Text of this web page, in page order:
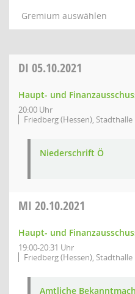
Gremium auswählen
DI 05.10.2021
Haupt- und
20:00 Uhr
Friedberg (Hessen),
Niederschrift Ö
MI 20.10.2021
Haupt- und
19:00-20:31 Uhr
Friedberg (Hessen),
Amtliche